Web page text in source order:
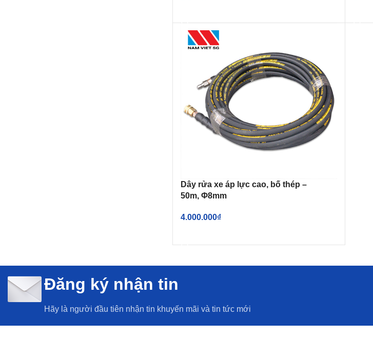
Dây rửa xe áp lực cao, bố thép –
50m, Φ8mm
4.000.000₫
Đăng ký nhận tin
Hãy là người đầu tiên nhận tin khuyến mãi và tin tức mới